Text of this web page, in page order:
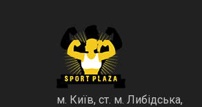
м. Київ, ст. м. Либідська,